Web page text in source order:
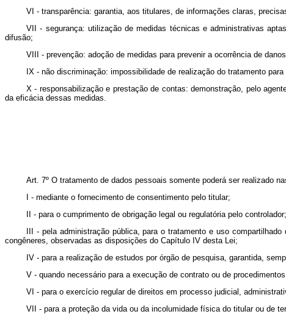
VI - transparência: garantia, aos titulares, de informações claras,
VII - segurança: utilização de medidas técnicas e administrativas
difusão;
VIII - prevenção: adoção de medidas para prevenir a ocorrência de
IX - não discriminação: impossibilidade de realização do tratamento
X - responsabilização e prestação de contas: demonstração, pelo
da eficácia dessas medidas.
Art. 7º O tratamento de dados pessoais somente poderá ser realizado
I - mediante o fornecimento de consentimento pelo titular;
II - para o cumprimento de obrigação legal ou regulatória pelo controlador;
III - pela administração pública, para o tratamento e uso
congêneres, observadas as disposições do Capítulo IV desta Lei;
IV - para a realização de estudos por órgão de pesquisa, garantida,
V - quando necessário para a execução de contrato ou de
VI - para o exercício regular de direitos em processo judicial,
VII - para a proteção da vida ou da incolumidade física do titular ou de